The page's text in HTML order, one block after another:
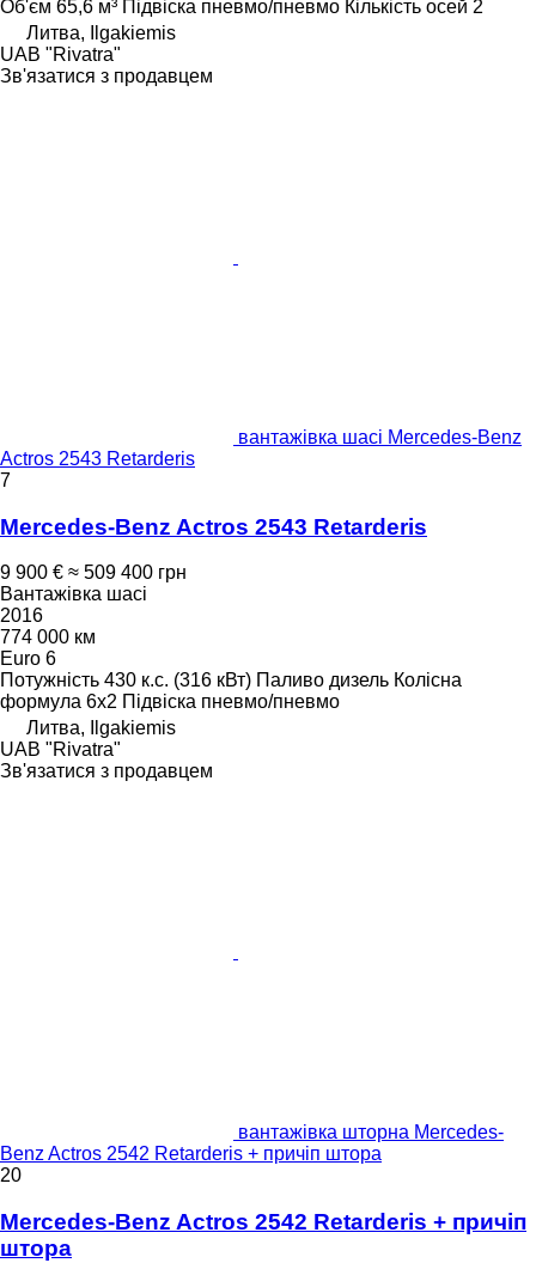
Об'єм 65,6 м³ Підвіска пневмо/пневмо Кількість осей 2
Литва, Ilgakiemis
UAB "Rivatra"
Зв'язатися з продавцем
вантажівка шасі Mercedes-Benz
Actros 2543 Retarderis
7
Mercedes-Benz Actros 2543 Retarderis
9 900 € ≈ 509 400 грн
Вантажівка шасі
2016
774 000 км
Euro 6
Потужність 430 к.с. (316 кВт) Паливо дизель Колісна
формула 6x2 Підвіска пневмо/пневмо
Литва, Ilgakiemis
UAB "Rivatra"
Зв'язатися з продавцем
вантажівка шторна Mercedes-
Benz Actros 2542 Retarderis + причіп штора
20
Mercedes-Benz Actros 2542 Retarderis + причіп
штора